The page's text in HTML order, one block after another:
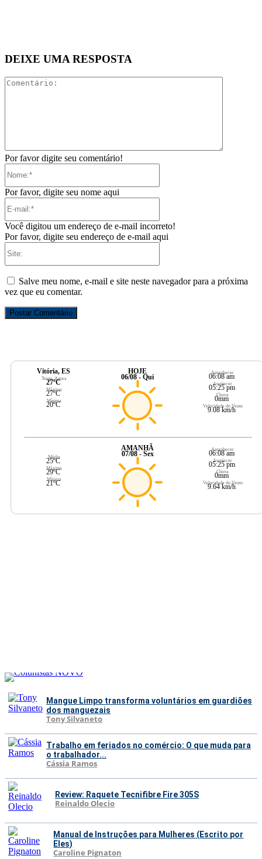
DEIXE UMA RESPOSTA
Por favor digite seu comentário!
Por favor, digite seu nome aqui
Você digitou um endereço de e-mail incorreto!
Por favor, digite seu endereço de e-mail aqui
Salve meu nome, e-mail e site neste navegador para a próxima
vez que eu comentar.
Vitória, ES
Temp. Agora
27ºC
Máxima
27ºC
Mínima
20ºC
HOJE
06/08 - Qui
Amanhecer
06:08 am
Anoitecer
05:25 pm
Chuva
0mm
Velocidade do Vento
9.08 km/h
Média
25ºC
Máxima
29ºC
Mínima
21ºC
AMANHÃ
07/08 - Sex
Amanhecer
06:08 am
Anoitecer
05:25 pm
Chuva
0mm
Velocidade do Vento
9.64 km/h
Mangue Limpo transforma voluntários em guardiões
dos manguezais
Tony Silvaneto
Trabalho em feriados no comércio: O que muda para
o trabalhador...
Cássia Ramos
Review: Raquete Tecnifibre Fire 305S
Reinaldo Olecio
Manual de Instruções para Mulheres (Escrito por
Eles)
Caroline Pignaton